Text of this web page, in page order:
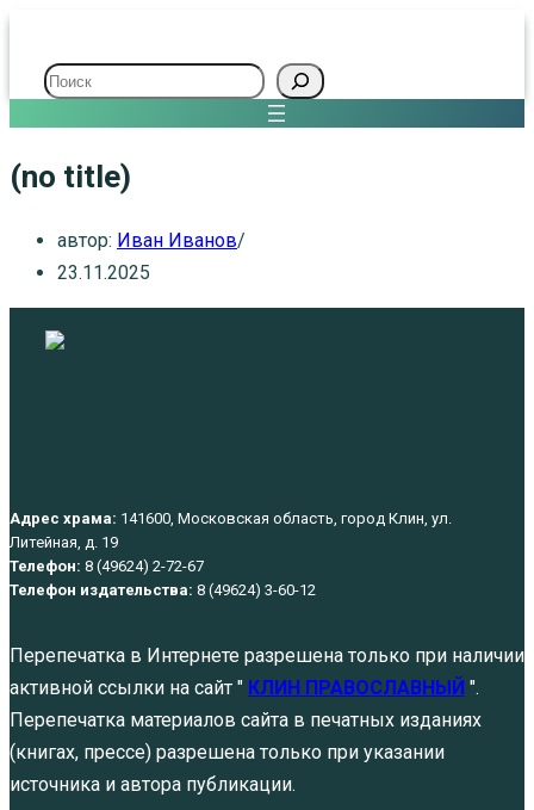
Поиск
(no title)
автор: Иван Иванов
23.11.2025
Адрес храма: 141600, Московская область, город Клин, ул.
Литейная, д. 19
Телефон: 8 (49624) 2-72-67
Телефон издательства: 8 (49624) 3-60-12
Перепечатка в Интернете разрешена только при наличии
активной ссылки на сайт " КЛИН ПРАВОСЛАВНЫЙ ".
Перепечатка материалов сайта в печатных изданиях
(книгах, прессе) разрешена только при указании
источника и автора публикации.